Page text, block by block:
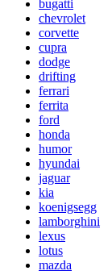
bugatti
chevrolet
corvette
cupra
dodge
drifting
ferrari
ferrita
ford
honda
humor
hyundai
jaguar
kia
koenigsegg
lamborghini
lexus
lotus
mazda